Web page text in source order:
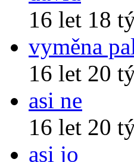
16 let 18
vyměna
16 let 20
asi ne
16 let 20
asi jo